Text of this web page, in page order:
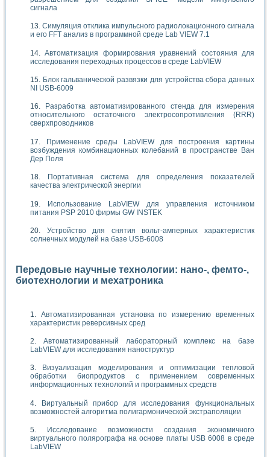
сигнала
Симуляция отклика импульсного радиолокационного сигнала
и его FFT анализ в программной среде Lab VIEW 7.1
Автоматизация формирования уравнений состояния для
исследования переходных процессов в среде LabVIEW
Блок гальванической развязки для устройства сбора данных
NI USB-6009
Разработка автоматизированного стенда для измерения
относительного остаточного электросопротивления (RRR)
сверхпроводников
Применение среды LabVIEW для построения картины
возбуждения комбинационных колебаний в пространстве Ван
Дер Поля
Портативная система для определения показателей
качества электрической энергии
Использование LabVIEW для управления источником
питания PSP 2010 фирмы GW INSTEK
Устройство для снятия вольт-амперных характеристик
солнечных модулей на базе USB-6008
Передовые научные технологии: нано-, фемто-,
биотехнологии и мехатроника
Автоматизированная установка по измерению временных
характеристик реверсивных сред
Автоматизированный лабораторный комплекс на базе
LabVIEW для исследования наноструктур
Визуализация моделирования и оптимизации тепловой
обработки биопродуктов с применением современных
информационных технологий и программных средств
Виртуальный прибор для исследования функциональных
возможностей алгоритма полигармонической экстраполяции
Исследование возможности создания экономичного
виртуального полярографа на основе платы USB 6008 в среде
LabVIEW